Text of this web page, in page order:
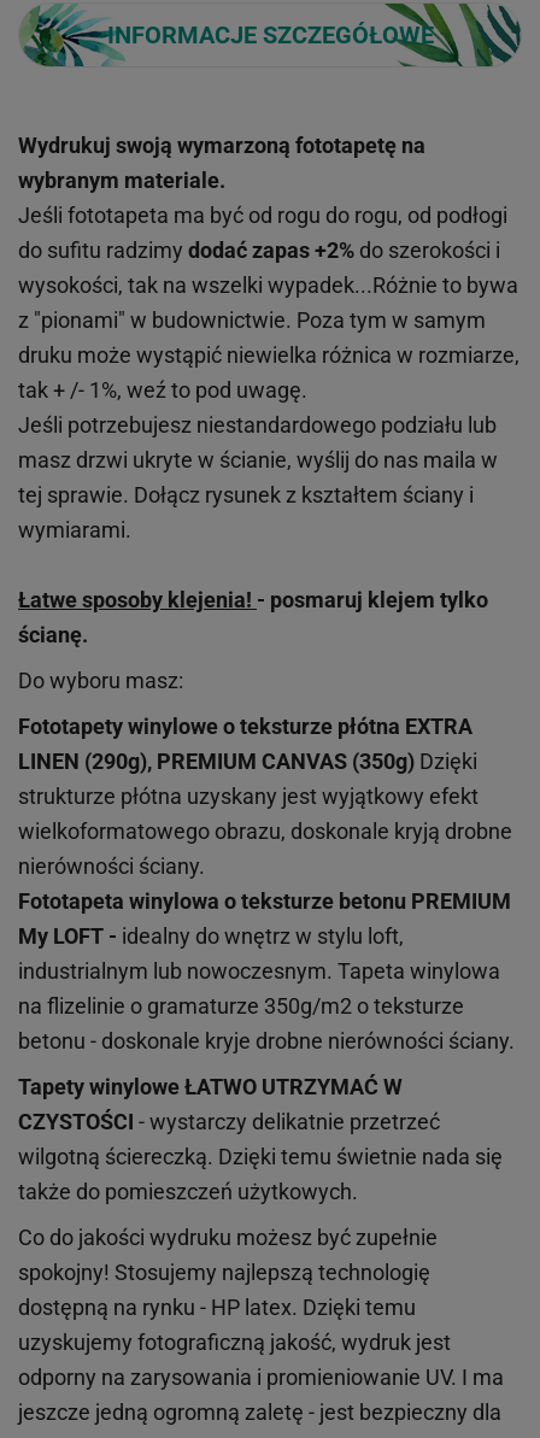
INFORMACJE SZCZEGÓŁOWE
Wydrukuj swoją wymarzoną fototapetę na
wybranym materiale.
Jeśli fototapeta ma być od rogu do rogu, od podłogi
do sufitu radzimy dodać zapas +2% do szerokości i
wysokości, tak na wszelki wypadek...Różnie to bywa
z "pionami" w budownictwie. Poza tym w samym
druku może wystąpić niewielka różnica w rozmiarze,
tak + /- 1%, weź to pod uwagę.
Jeśli potrzebujesz niestandardowego podziału lub
masz drzwi ukryte w ścianie, wyślij do nas maila w
tej sprawie. Dołącz rysunek z kształtem ściany i
wymiarami.
Łatwe sposoby klejenia! - posmaruj klejem tylko
ścianę.
Do wyboru masz:
Fototapety winylowe oteksturze płótna EXTRA
LINEN (290g), PREMIUM CANVAS (350g) Dzięki
strukturze płótna uzyskany jest wyjątkowy efekt
wielkoformatowego obrazu, doskonale kryją drobne
nierówności ściany.
Fototapeta winylowa oteksturze betonu PREMIUM
My LOFT - idealny do wnętrz w stylu loft,
industrialnym lub nowoczesnym. Tapeta winylowa
na flizelinie o gramaturze 350g/m2 o teksturze
betonu - doskonale kryje drobne nierówności ściany.
Tapety winyloweŁATWO UTRZYMAĆ W
CZYSTOŚCI - wystarczy delikatnie przetrzeć
wilgotną ściereczką. Dzięki temu świetnie nada się
także do pomieszczeń użytkowych.
Co do jakości wydruku możesz być zupełnie
spokojny! Stosujemy najlepszą technologię
dostępną na rynku - HP latex. Dzięki temu
uzyskujemy fotograficzną jakość, wydruk jest
odporny na zarysowania i promieniowanie UV. I ma
jeszcze jedną ogromną zaletę - jest bezpieczny dla